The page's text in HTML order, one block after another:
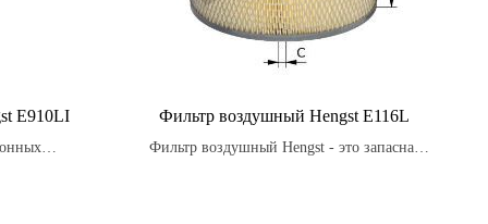
E910LI Фильтр воздушный Hengst E116L
Фильтр воздушный Hengst - это запасная